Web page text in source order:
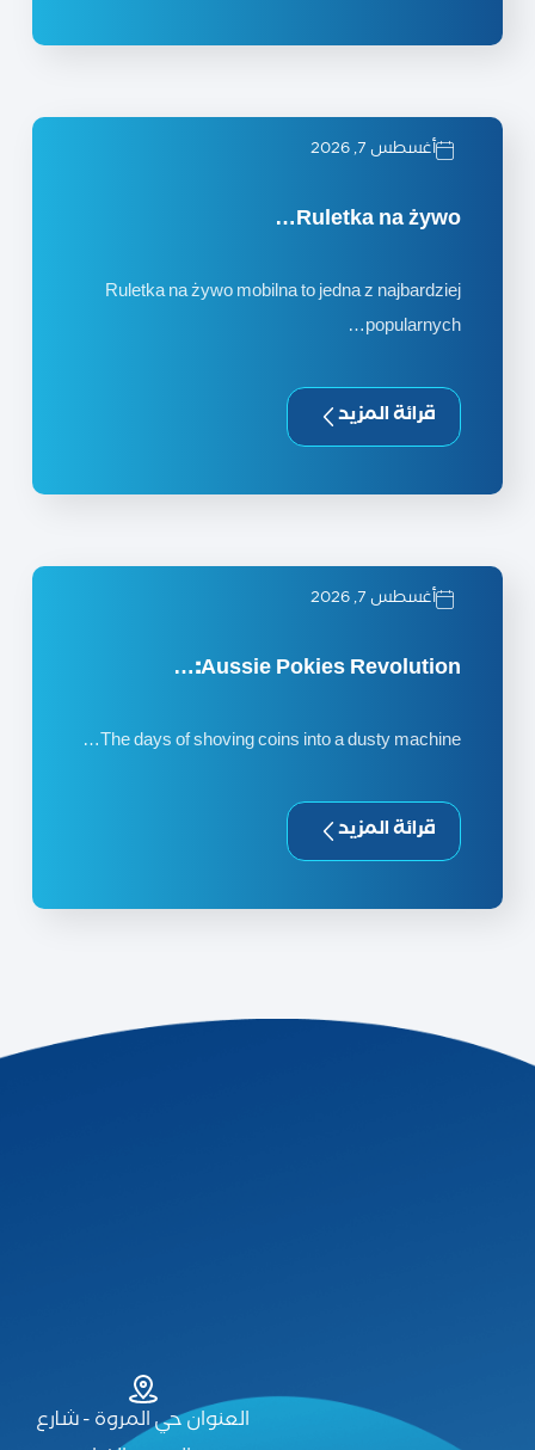
أغسطس 7, 2026
Ruletka na żywo…
Ruletka na żywo mobilna to jedna z najbardziej
popularnych…
قرائة المزيد
أغسطس 7, 2026
Aussie Pokies Revolution:…
The days of shoving coins into a dusty machine…
قرائة المزيد
العنوان حي المروة - شارع